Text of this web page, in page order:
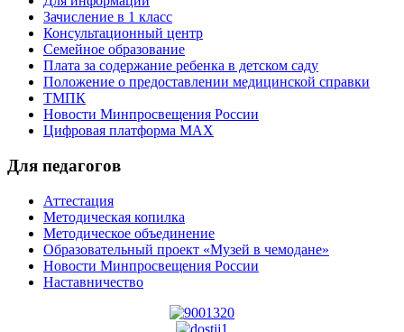
Зачисление в 1 класс
Консультационный центр
Семейное образование
Плата за содержание ребенка в детском саду
Положение о предоставлении медицинской справки
ТМПК
Новости Минпросвещения России
Цифровая платформа MAX
Для педагогов
Аттестация
Методическая копилка
Методическое объединение
Образовательный проект «Музей в чемодане»
Новости Минпросвещения России
Наставничество